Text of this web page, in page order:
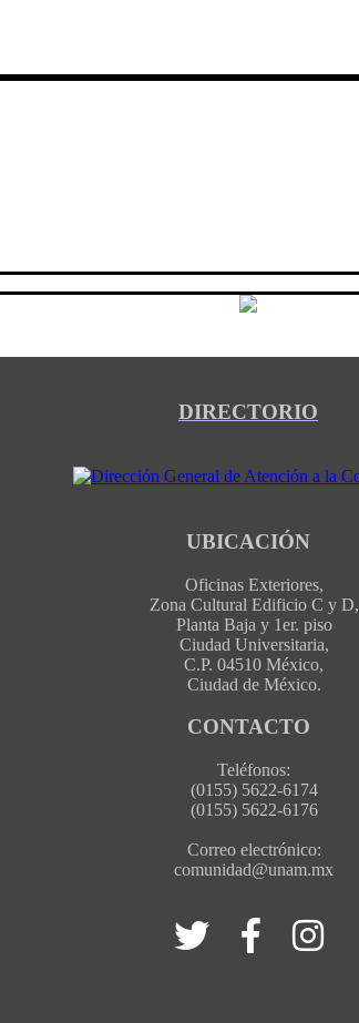
DIRECTORIO
UBICACIÓN
Oficinas Exteriores,
Zona Cultural Edificio C y D,
Planta Baja y 1er. piso
Ciudad Universitaria,
C.P. 04510 México,
Ciudad de México.
CONTACTO
Teléfonos:
(0155) 5622-6174
(0155) 5622-6176
Correo electrónico:
comunidad@unam.mx